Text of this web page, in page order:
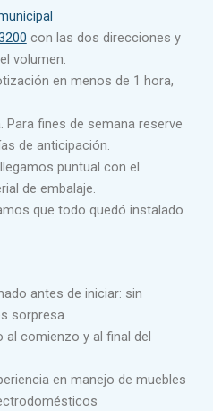
con las dos direcciones y
volumen.
en menos de 1 hora,
Para fines de semana reserve
de anticipación.
puntual con el
de embalaje.
que todo quedó instalado
antes de iniciar: sin
sorpresa
al comienzo y al final del
en manejo de muebles